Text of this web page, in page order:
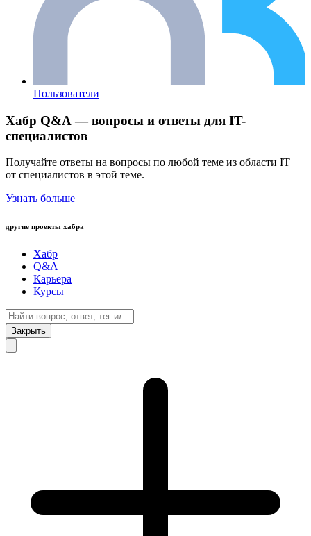
Пользователи
Хабр Q&A — вопросы и ответы для IT-
специалистов
Получайте ответы на вопросы по любой теме из области IT
от специалистов в этой теме.
Узнать больше
другие проекты хабра
Хабр
Q&A
Карьера
Курсы
Закрыть